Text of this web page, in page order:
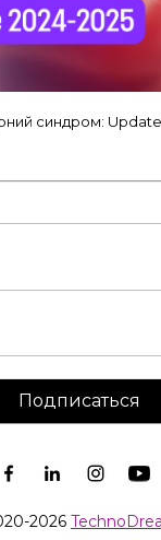
синдром: Update
Подписаться
2026